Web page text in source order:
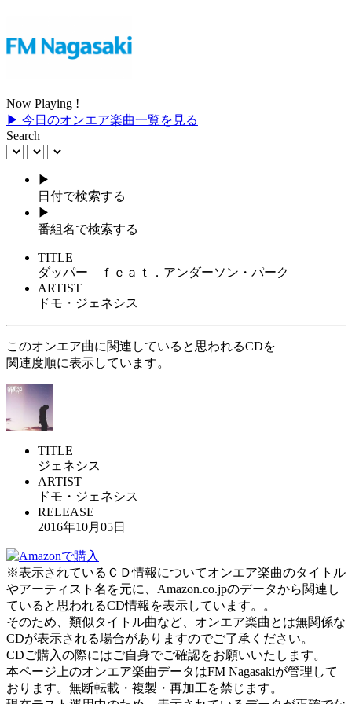
Now Playing !
▶ 今日のオンエア楽曲一覧を見る
Search
▶
日付で検索する
▶
番組名で検索する
TITLE
ダッパー ｆｅａｔ．アンダーソン・パーク
ARTIST
ドモ・ジェネシス
このオンエア曲に関連していると思われるCDを
関連度順に表示しています。
TITLE
ジェネシス
ARTIST
ドモ・ジェネシス
RELEASE
2016年10月05日
※表示されているＣＤ情報についてオンエア楽曲のタイトル
やアーティスト名を元に、Amazon.co.jpのデータから関連し
ていると思われるCD情報を表示しています。。
そのため、類似タイトル曲など、オンエア楽曲とは無関係な
CDが表示される場合がありますのでご了承ください。
CDご購入の際にはご自身でご確認をお願いいたします。
本ページ上のオンエア楽曲データはFM Nagasakiが管理して
おります。無断転載・複製・再加工を禁じます。